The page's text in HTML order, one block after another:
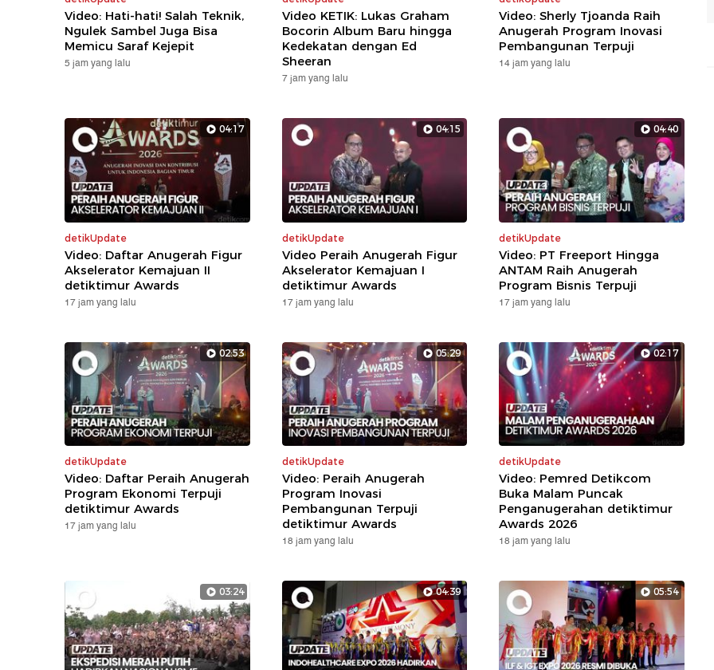
Video: Hati-hati! Salah Teknik,
Ngulek Sambel Juga Bisa
Memicu Saraf Kejepit
5 jam yang lalu
Video KETIK: Lukas Graham
Bocorin Album Baru hingga
Kedekatan dengan Ed
Sheeran
7 jam yang lalu
Video: Sherly Tjoanda Raih
Anugerah Program Inovasi
Pembangunan Terpuji
14 jam yang lalu
04:17
detikUpdate
Video: Daftar Anugerah Figur
Akselerator Kemajuan II
detiktimur Awards
17 jam yang lalu
04:15
detikUpdate
Video Peraih Anugerah Figur
Akselerator Kemajuan I
detiktimur Awards
17 jam yang lalu
04:40
detikUpdate
Video: PT Freeport Hingga
ANTAM Raih Anugerah
Program Bisnis Terpuji
17 jam yang lalu
02:53
detikUpdate
Video: Daftar Peraih Anugerah
Program Ekonomi Terpuji
detiktimur Awards
17 jam yang lalu
05:29
detikUpdate
Video: Peraih Anugerah
Program Inovasi
Pembangunan Terpuji
detiktimur Awards
18 jam yang lalu
02:17
detikUpdate
Video: Pemred Detikcom
Buka Malam Puncak
Penganugerahan detiktimur
Awards 2026
18 jam yang lalu
03:24 04:39 05:54